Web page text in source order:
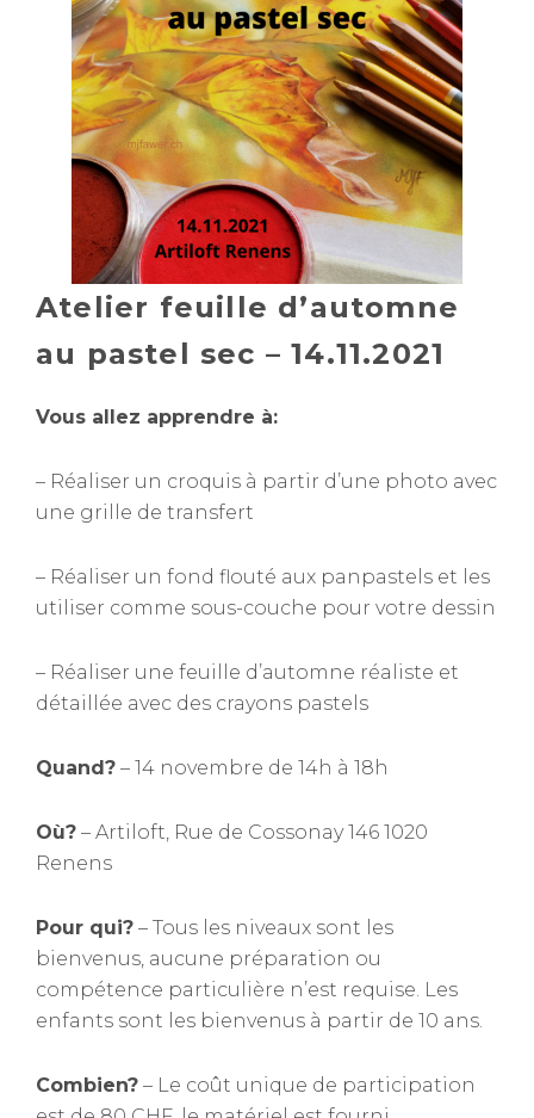
Atelier feuille d’automne
au pastel sec – 14.11.2021
Vous allez apprendre à:
– Réaliser un croquis à partir d’une photo avec
une grille de transfert
– Réaliser un fond flouté aux panpastels et les
utiliser comme sous-couche pour votre dessin
– Réaliser une feuille d’automne réaliste et
détaillée avec des crayons pastels
Quand? – 14 novembre de 14h à 18h
Où? – Artiloft, Rue de Cossonay 146 1020
Renens
Pour qui? – Tous les niveaux sont les
bienvenus, aucune préparation ou
compétence particulière n’est requise. Les
enfants sont les bienvenus à partir de 10 ans.
Combien? – Le coût unique de participation